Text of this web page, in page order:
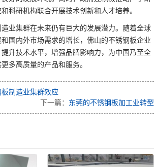
科研机构联合开展技术创新和人才培养。
业集群在未来仍有巨大的发展潜力。随着全球
国内外市场需求的增长，佛山的不锈钢板企业
升技术水平，增强品牌影响力，为中国乃至全
多高质量的产品和服务。
制造业集群效应
下一篇： 东莞的不锈钢板加工业转型